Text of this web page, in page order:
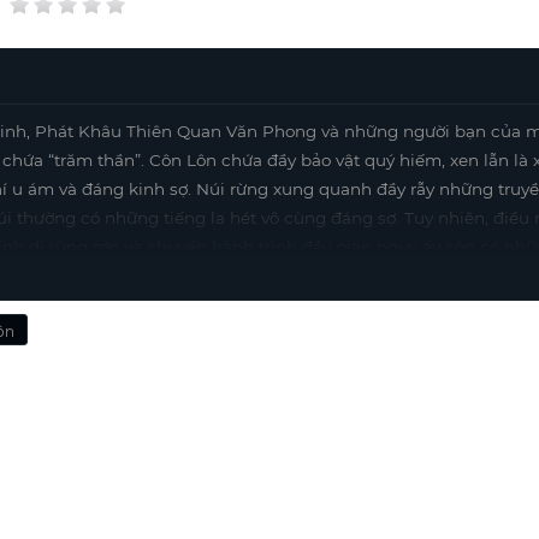
Phát Khâu Thiên Quan Văn Phong và những người bạn của
“trăm thần”. Côn Lôn chứa đầy bảo vật quý hiếm, xen lẫn là
ám và đáng kinh sợ. Núi rừng xung quanh đầy rẫy những
thường có những tiếng la hét vô cùng đáng sợ. Tuy nhiên, điều